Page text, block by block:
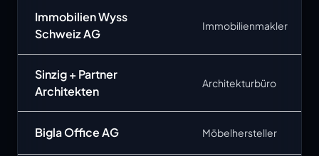
Immobilien Wyss
Schweiz AG
Immobilienmakler
Sinzig + Partner
Architekten
Architekturbüro
Bigla Office AG Möbelhersteller